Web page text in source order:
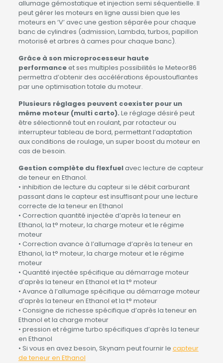
allumage gémostatique et injection semi séquentielle. Il
peut gérer les moteurs en ligne aussi bien que les
moteurs en ‘V’ avec une gestion séparée pour chaque
banc de cylindres (admission, Lambda, turbos, papillon
motorisé et arbres à cames pour chaque banc).
Grâce à son microprocesseur haute
performanceet ses multiples possibilités le Meteor86
permettra d’obtenir des accélérations époustouflantes
par une optimisation totale du moteur.
Plusieurs réglages peuvent coexister pour un
même moteur (multi carto). Le réglage désiré peut
être sélectionné tout en roulant, par rotacteur ou
interrupteur tableau de bord, permettant l’adaptation
aux conditions de roulage, un super boost du moteur en
cas de besoin.
Gestion complète du flexfuelavec lecture de capteur
de teneur en Ethanol.
• inhibition de lecture du capteur si le débit carburant
passant dans le capteur est insuffisant pour une lecture
correcte de la teneur en Ethanol
• Correction quantité injectée d’après la teneur en
Ethanol, la t° moteur, la charge moteur et le régime
moteur
• Correction avance à l’allumage d’après la teneur en
Ethanol, la t° moteur, la charge moteur et le régime
moteur
• Quantité injectée spécifique au démarrage moteur
d’après la teneur en Ethanol et la t° moteur
• Avance à l’allumage spécifique au démarrage moteur
d’après la teneur en Ethanol et la t° moteur
• Consigne de richesse spécifique d’après la teneur en
Ethanol et la charge moteur
• pression et régime turbo spécifiques d’après la teneur
en Ethanol
• Si vous en avez besoin, Skynam peut fournir le capteur
de teneur en Ethanol